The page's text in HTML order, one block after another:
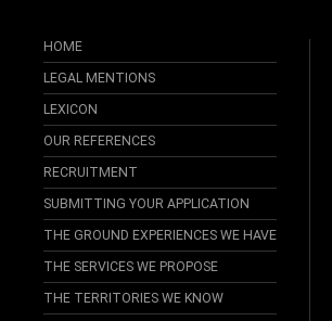
HOME
LEGAL MENTIONS
LEXICON
OUR REFERENCES
RECRUITMENT
SUBMITTING YOUR APPLICATION
THE GROUND EXPERIENCES WE HAVE
THE SERVICES WE PROPOSE
THE TERRITORIES WE KNOW